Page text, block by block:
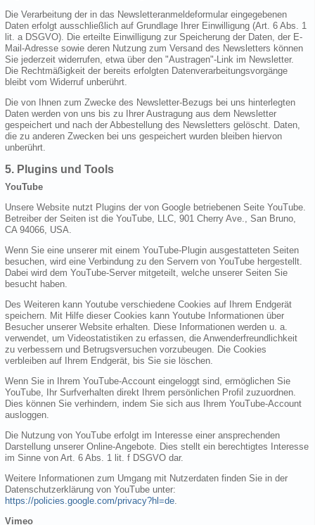
Die Verarbeitung der in das Newsletteranmeldeformular eingegebenen
Daten erfolgt ausschließlich auf Grundlage Ihrer Einwilligung (Art. 6 Abs. 1
lit. a DSGVO). Die erteilte Einwilligung zur Speicherung der Daten, der E-
Mail-Adresse sowie deren Nutzung zum Versand des Newsletters können
Sie jederzeit widerrufen, etwa über den "Austragen"-Link im Newsletter.
Die Rechtmäßigkeit der bereits erfolgten Datenverarbeitungsvorgänge
bleibt vom Widerruf unberührt.
Die von Ihnen zum Zwecke des Newsletter-Bezugs bei uns hinterlegten
Daten werden von uns bis zu Ihrer Austragung aus dem Newsletter
gespeichert und nach der Abbestellung des Newsletters gelöscht. Daten,
die zu anderen Zwecken bei uns gespeichert wurden bleiben hiervon
unberührt.
5. Plugins und Tools
YouTube
Unsere Website nutzt Plugins der von Google betriebenen Seite YouTube.
Betreiber der Seiten ist die YouTube, LLC, 901 Cherry Ave., San Bruno,
CA 94066, USA.
Wenn Sie eine unserer mit einem YouTube-Plugin ausgestatteten Seiten
besuchen, wird eine Verbindung zu den Servern von YouTube hergestellt.
Dabei wird dem YouTube-Server mitgeteilt, welche unserer Seiten Sie
besucht haben.
Des Weiteren kann Youtube verschiedene Cookies auf Ihrem Endgerät
speichern. Mit Hilfe dieser Cookies kann Youtube Informationen über
Besucher unserer Website erhalten. Diese Informationen werden u. a.
verwendet, um Videostatistiken zu erfassen, die Anwenderfreundlichkeit
zu verbessern und Betrugsversuchen vorzubeugen. Die Cookies
verbleiben auf Ihrem Endgerät, bis Sie sie löschen.
Wenn Sie in Ihrem YouTube-Account eingeloggt sind, ermöglichen Sie
YouTube, Ihr Surfverhalten direkt Ihrem persönlichen Profil zuzuordnen.
Dies können Sie verhindern, indem Sie sich aus Ihrem YouTube-Account
ausloggen.
Die Nutzung von YouTube erfolgt im Interesse einer ansprechenden
Darstellung unserer Online-Angebote. Dies stellt ein berechtigtes Interesse
im Sinne von Art. 6 Abs. 1 lit. f DSGVO dar.
Weitere Informationen zum Umgang mit Nutzerdaten finden Sie in der
Datenschutzerklärung von YouTube unter:
https://policies.google.com/privacy?hl=de
Vimeo